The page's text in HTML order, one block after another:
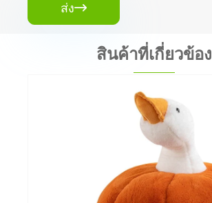
ส่ง
สินค้าที่เกี่ยวข้อง
พวงกุญแจของเล่นนุ่ม ๆ